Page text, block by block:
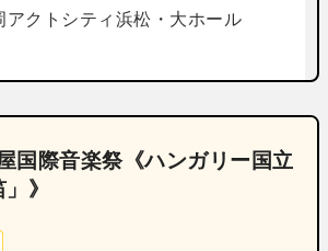
アクトシティ浜松・大ホール
国際音楽祭《ハンガリー国立
》